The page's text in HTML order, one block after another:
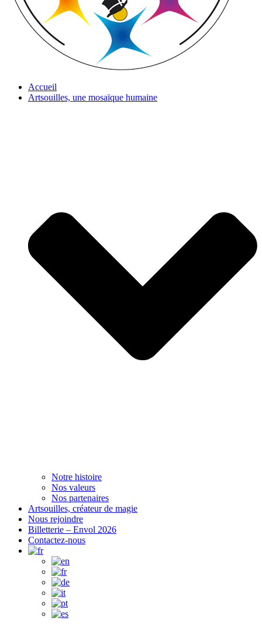
Accueil
Artsouilles, une mosaïque humaine
Notre histoire
Nos valeurs
Nos partenaires
Artsouilles, créateur de magie
Nous rejoindre
Billetterie – Envol 2026
Contactez-nous